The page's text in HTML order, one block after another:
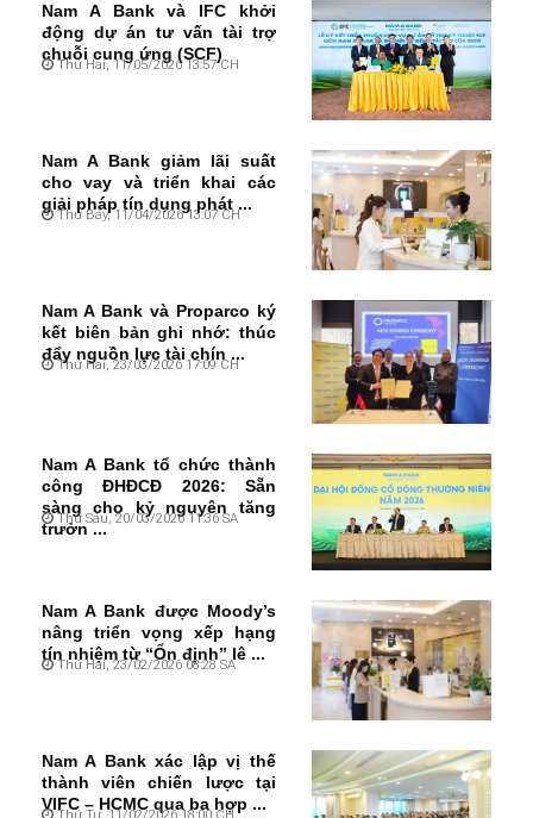
Nam A Bank và IFC khởi
động dự án tư vấn tài trợ
chuỗi cung ứng (SCF)
Thứ Hai, 11/05/2026 13:57 CH
Nam A Bank giảm lãi suất
cho vay và triển khai các
giải pháp tín dụng phát ...
Thứ Bảy, 11/04/2026 13:07 CH
Nam A Bank và Proparco ký
kết biên bản ghi nhớ: thúc
đẩy nguồn lực tài chín ...
Thứ Hai, 23/03/2026 17:09 CH
Nam A Bank tổ chức thành
công ĐHĐCĐ 2026: Sẵn
sàng cho kỷ nguyên tăng
trưởn ...
Thứ Sáu, 20/03/2026 11:36 SA
Nam A Bank được Moody’s
nâng triển vọng xếp hạng
tín nhiệm từ “Ổn định” lê ...
Thứ Hai, 23/02/2026 08:28 SA
Nam A Bank xác lập vị thế
thành viên chiến lược tại
VIFC – HCMC qua ba hợp ...
Thứ Tư, 11/02/2026 18:00 CH